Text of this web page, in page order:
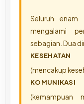
Seluruh enam
mengalami
sebagian. Dua
KESEHATAN
(mencakup
KOMUNIKASI
(kemampuan